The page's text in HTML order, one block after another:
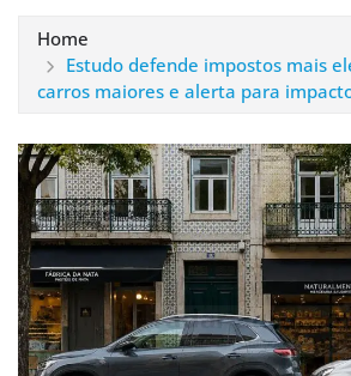
Home
Estudo defende impostos mais
carros maiores e alerta para